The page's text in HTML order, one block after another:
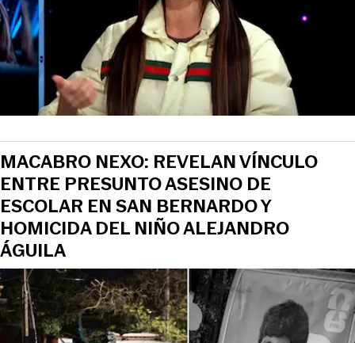
MACABRO NEXO: REVELAN VÍNCULO
ENTRE PRESUNTO ASESINO DE
ESCOLAR EN SAN BERNARDO Y
HOMICIDA DEL NIÑO ALEJANDRO
ÁGUILA